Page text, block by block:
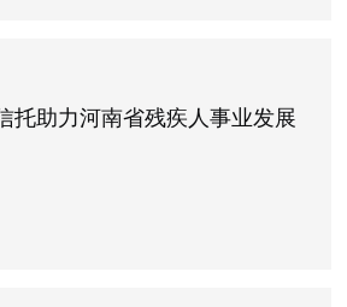
托助力河南省残疾人事业发展